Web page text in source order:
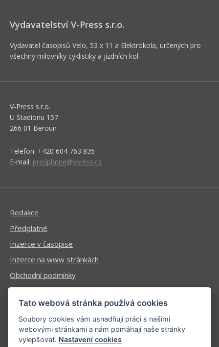
Vydavatelství V-Press s.r.o.
Vydavatel časopisů Velo, 53 x 11 a Elektrokola, určených pro
všechny milovníky cyklistiky a jízdních kol.
V-Press s.r.o.
U Stadionu 157
266 01 Beroun
Telefon: +420 604 763 835
E-mail: predplatne@vpress.cz
Redakce
Předplatné
Inzerce v časopise
Inzerce na www stránkách
Obchodní podmínky
Ochrana osobních údajů
Příhlášení | Registrace
Tato webová stránka používá cookies
Soubory cookies vám usnadňují práci s našimi
webovými stránkami a nám pomáhají naše stránky
vylepšovat. Nastavení cookies